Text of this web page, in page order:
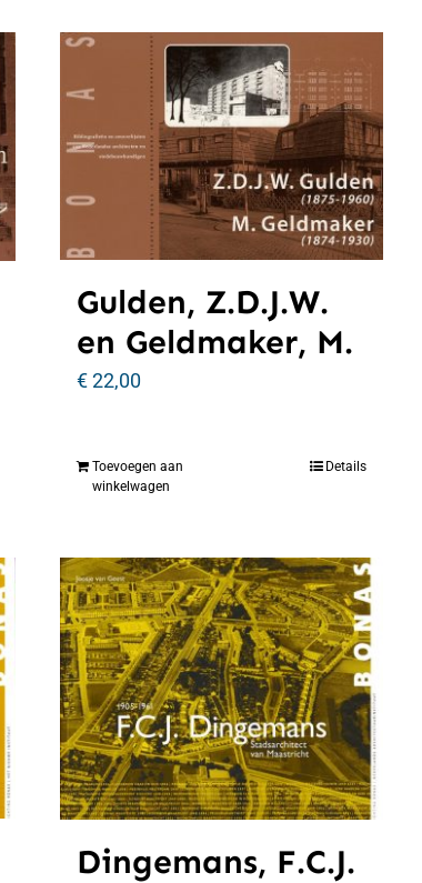
Gulden, Z.D.J.W.
en Geldmaker, M.
€22,00
Toevoegen aan
winkelwagen
Details
Dingemans, F.C.J.